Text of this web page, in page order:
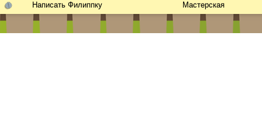
Написать Филиппку
Мастерская